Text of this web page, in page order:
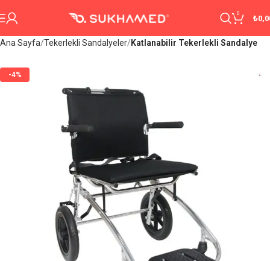
0
₺
Ana Sayfa Tekerlekli Sandalyeler Katlanabilir Tekerlekli Sandalye
-4%